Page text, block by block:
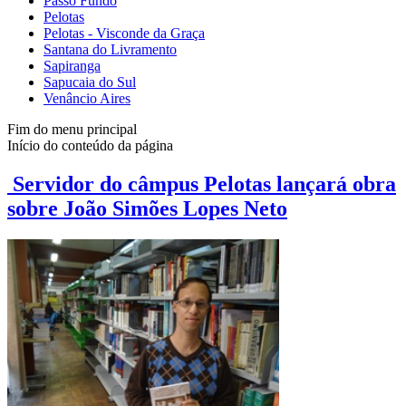
Pelotas
Pelotas - Visconde da Graça
Santana do Livramento
Sapiranga
Sapucaia do Sul
Venâncio Aires
Fim do menu principal
Início do conteúdo da página
Servidor do câmpus Pelotas lançará obra
sobre João Simões Lopes Neto